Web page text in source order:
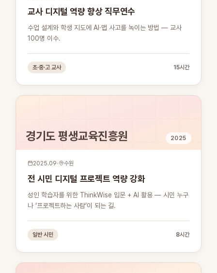
교사 디지털 역량 향상 직무연수
수업 설계와 학생 지도에 AI·맵 사고를 녹이는 방법 — 교사
100명 이수.
초·중·고 교사 15시간
경기도 평생교육진흥원 2025
2025.09 수원
전 시민 디지털 프로젝트 역량 강화
성인 학습자를 위한 ThinkWise 입문 + AI 활용 — 시민 누구
나 ‘프로젝트하는 사람’이 되는 길.
일반 시민 8시간